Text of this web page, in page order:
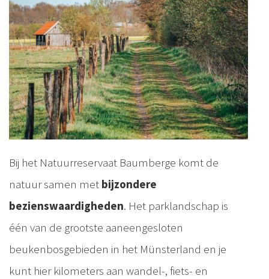
Bij het Natuurreservaat Baumberge komt de
natuur samen met bijzondere
bezienswaardigheden. Het parklandschap is
één van de grootste aaneengesloten
beukenbosgebieden in het Münsterland en je
kunt hier kilometers aan wandel-, fiets- en